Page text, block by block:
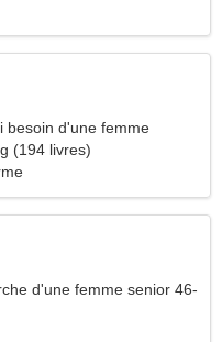
besoin d'une femme
(194 livres)
d'une femme senior 46-